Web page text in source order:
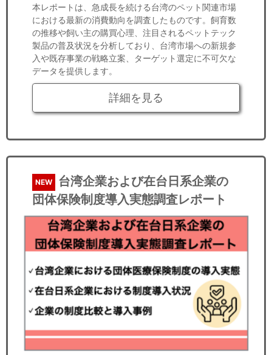
本レポートは、急成長を続ける台湾のペット関連市場
における最新の消費動向を調査したものです。飼育数
の推移や飼い主の購買心理、注目されるペットテック
製品の普及状況を分析しており、台湾市場への新規参
入や既存事業の戦略立案、ターゲット選定に不可欠な
データを提供します。
詳細を見る
NEW
台湾企業および在台日系企業の
団体保険制度導入実態調査レポート